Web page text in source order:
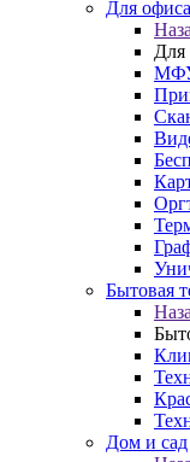
Для офиса
Для
Бытовая
Дом и сад